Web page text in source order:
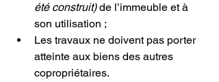
été construit) de l’immeuble et à
son utilisation ;
Les travaux ne doivent pas porter
atteinte aux biens des autres
copropriétaires.